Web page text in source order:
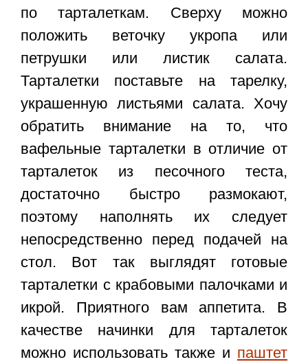
по тарталеткам. Сверху можно
положить веточку укропа или
петрушки или листик салата.
Тарталетки поставьте на тарелку,
украшенную листьями салата. Хочу
обратить внимание на то, что
вафельные тарталетки в отличие от
тарталеток из песочного теста,
достаточно быстро размокают,
поэтому наполнять их следует
непосредственно перед подачей на
стол. Вот так выглядят готовые
тарталетки с крабовыми палочками и
икрой. Приятного вам аппетита. В
качестве начинки для тарталеток
можно использовать также и паштет